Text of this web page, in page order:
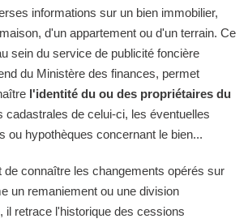
informations sur un bien immobilier,
d'un appartement ou d'un terrain. Ce
sein du service de publicité foncière
du Ministère des finances, permet
l'identité du ou des propriétaires du
cadastrales de celui-ci, les éventuelles
ou hypothèques concernant le bien...
de connaître les changements opérés sur
un remaniement ou une division
il retrace l'historique des cessions